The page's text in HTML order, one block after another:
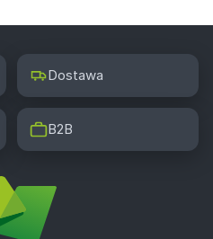
Dostawa
B2B